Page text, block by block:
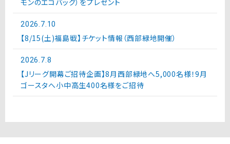
モンのエコバッグ）をプレゼント
2026.7.10
【8/15(土)福島戦】チケット情報（西部緑地開催）
2026.7.8
【Jリーグ開幕ご招待企画】8月西部緑地へ5,000名様！9月
ゴースタへ小中高生400名様をご招待